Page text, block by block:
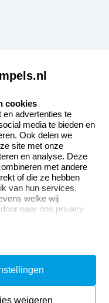
opnemen
gestelde vragen
cookies
advertenties te
media te bieden en
Ook delen we
site met onze
en analyse. Deze
met andere
of die ze hebben
van hun services.
welke wij
naar ons privacy
weigeren